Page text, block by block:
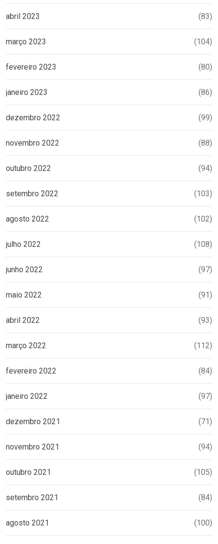
abril 2023 (83)
março 2023 (104)
fevereiro 2023 (80)
janeiro 2023 (86)
dezembro 2022 (99)
novembro 2022 (88)
outubro 2022 (94)
setembro 2022 (103)
agosto 2022 (102)
julho 2022 (108)
junho 2022 (97)
maio 2022 (91)
abril 2022 (93)
março 2022 (112)
fevereiro 2022 (84)
janeiro 2022 (97)
dezembro 2021 (71)
novembro 2021 (94)
outubro 2021 (105)
setembro 2021 (84)
agosto 2021 (100)